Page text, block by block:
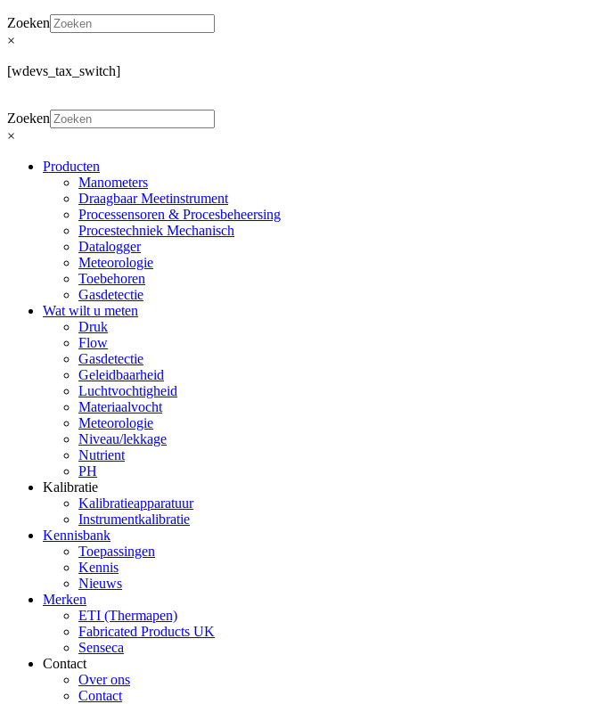
Zoeken
×
[wdevs_tax_switch]
Zoeken
×
Producten
Manometers
Draagbaar Meetinstrument
Processensoren & Procesbeheersing
Procestechniek Mechanisch
Datalogger
Meteorologie
Toebehoren
Gasdetectie
Wat wilt u meten
Druk
Flow
Gasdetectie
Geleidbaarheid
Luchtvochtigheid
Materiaalvocht
Meteorologie
Niveau/lekkage
Nutrient
PH
Kalibratie
Kalibratieapparatuur
Instrumentkalibratie
Kennisbank
Toepassingen
Kennis
Nieuws
Merken
ETI (Thermapen)
Fabricated Products UK
Senseca
Contact
Over ons
Contact